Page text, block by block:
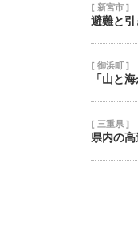
[ 新宮市 ]
避難と
[ 御浜町 ]
「山と
[ 三重県 ]
県内の